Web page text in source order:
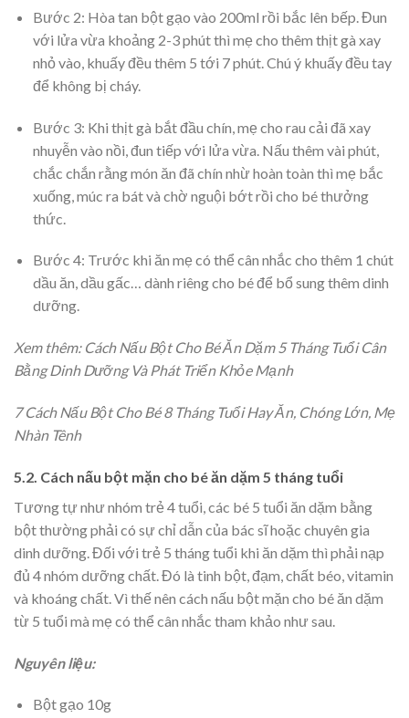
Bước 2: Hòa tan bột gạo vào 200ml rồi bắc lên bếp. Đun
với lửa vừa khoảng 2-3 phút thì mẹ cho thêm thịt gà xay
nhỏ vào, khuấy đều thêm 5 tới 7 phút. Chú ý khuấy đều tay
để không bị cháy.
Bước 3: Khi thịt gà bắt đầu chín, mẹ cho rau cải đã xay
nhuyễn vào nồi, đun tiếp với lửa vừa. Nấu thêm vài phút,
chắc chắn rằng món ăn đã chín nhừ hoàn toàn thì mẹ bắc
xuống, múc ra bát và chờ nguội bớt rồi cho bé thưởng
thức.
Bước 4: Trước khi ăn mẹ có thể cân nhắc cho thêm 1 chút
dầu ăn, dầu gấc… dành riêng cho bé để bổ sung thêm dinh
dưỡng.
Xem thêm: Cách Nấu Bột Cho Bé Ăn Dặm 5 Tháng Tuổi Cân
Bằng Dinh Dưỡng Và Phát Triển Khỏe Mạnh
7 Cách Nấu Bột Cho Bé 8 Tháng Tuổi Hay Ăn, Chóng Lớn, Mẹ
Nhàn Tênh
5.2. Cách nấu bột mặn cho bé ăn dặm 5 tháng tuổi
Tương tự như nhóm trẻ 4 tuổi, các bé 5 tuổi ăn dặm bằng
bột thường phải có sự chỉ dẫn của bác sĩ hoặc chuyên gia
dinh dưỡng. Đối với trẻ 5 tháng tuổi khi ăn dặm thì phải nạp
đủ 4 nhóm dưỡng chất. Đó là tinh bột, đạm, chất béo, vitamin
và khoáng chất. Vì thế nên cách nấu bột mặn cho bé ăn dặm
từ 5 tuổi mà mẹ có thể cân nhắc tham khảo như sau.
Nguyên liệu:
Bột gạo 10g